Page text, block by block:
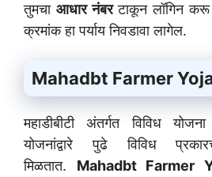
तुमचा आधार नंबरटाकून लॉगिन करू
क्रमांक हा पर्याय निवडावा लागेल.
Mahadbt Farmer
महाडीबीटी अंतर्गत विविध
योजनांद्वारे पुढे विविध
मिळतात. Mahadbt Farmer